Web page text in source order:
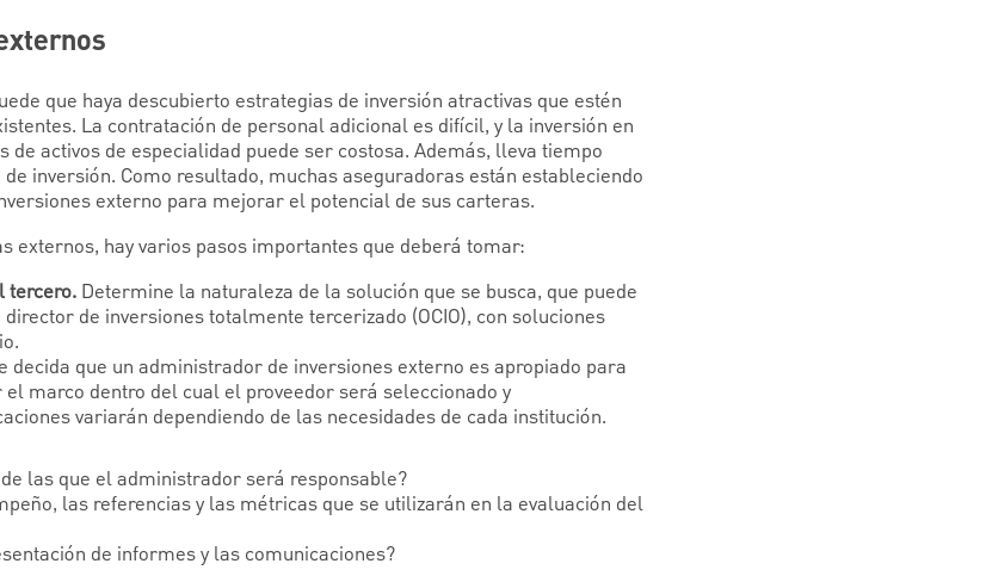
que haya descubierto estrategias de inversión atractivas que estén
La contratación de personal adicional es difícil, y la inversión en
activos de especialidad puede ser costosa. Además, lleva tiempo
inversión. Como resultado, muchas aseguradoras están estableciendo
externo para mejorar el potencial de sus carteras.
externos, hay varios pasos importantes que deberá tomar:
tercero. Determine la naturaleza de la solución que se busca, que puede
de inversiones totalmente tercerizado (OCIO), con soluciones
decida que un administrador de inversiones externo es apropiado para
marco dentro del cual el proveedor será seleccionado y
variarán dependiendo de las necesidades de cada institución.
las que el administrador será responsable?
las referencias y las métricas que se utilizarán en la evaluación del
de informes y las comunicaciones?